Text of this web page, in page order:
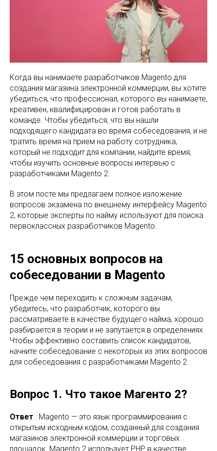
Когда вы нанимаете разработчиков Magento для
создания магазина электронной коммерции, вы хотите
убедиться, что профессионал, которого вы нанимаете,
креативен, квалифицирован и готов работать в
команде. Чтобы убедиться, что вы нашли
подходящего кандидата во время собеседования, и не
тратить время на прием на работу сотрудника,
который не подходит для компании, найдите время,
чтобы изучить основные вопросы интервью с
разработчиками Magento 2.
В этом посте мы предлагаем полное изложение
вопросов экзамена по внешнему интерфейсу Magento
2, которые эксперты по найму используют для поиска
первоклассных разработчиков Magento.
15 основных вопросов на
собеседовании в Magento
Прежде чем переходить к сложным задачам,
убедитесь, что разработчик, которого вы
рассматриваете в качестве будущего найма, хорошо
разбирается в теории и не запутается в определениях.
Чтобы эффективно составить список кандидатов,
начните собеседование с некоторых из этих вопросов
для собеседования с разработчиками Magento 2 .
Вопрос 1. Что такое Магенто 2?
Ответ : Magento — это язык программирования с
открытым исходным кодом, созданный для создания
магазинов электронной коммерции и торговых
площадок. Magento 2 использует PHP в качестве